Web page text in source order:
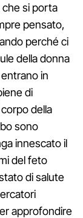
si porta
pensato,
perché ci
della donna
in
di
della
sono
innescato il
del feto
di salute
approfondire